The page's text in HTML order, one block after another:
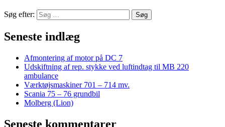
Søg efter:
Seneste indlæg
Afmontering af motor på DC 7
Udskiftning af rep. stykke ved luftindtag til MB 220
ambulance
Værktøjsmaskiner 701 – 714 mv.
Scania 75 – 76 grundbil
Molberg (Lion)
Seneste kommentarer